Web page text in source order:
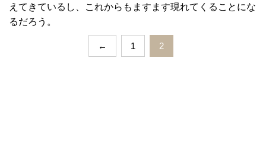
えてきているし、これからもますます現れてくることにな
るだろう。
← 1 2